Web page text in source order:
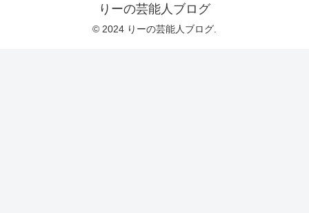
りーの芸能人ブログ
© 2024 りーの芸能人ブログ.